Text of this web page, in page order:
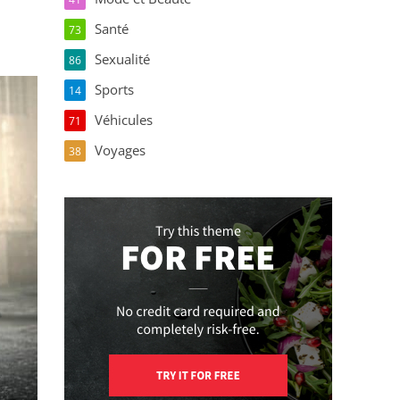
Santé
73
Sexualité
86
Sports
14
Véhicules
71
Voyages
38